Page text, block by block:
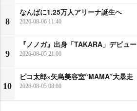
8
なんばに1.25万人アリーナ誕生へ
2026-08-06 11:40
9
『ノノガ』出身「TAKARA」デビュー
2026-08-05 21:00
10
ピコ太郎×矢島美容室“MAMA”大暴走
2026-08-05 08:00